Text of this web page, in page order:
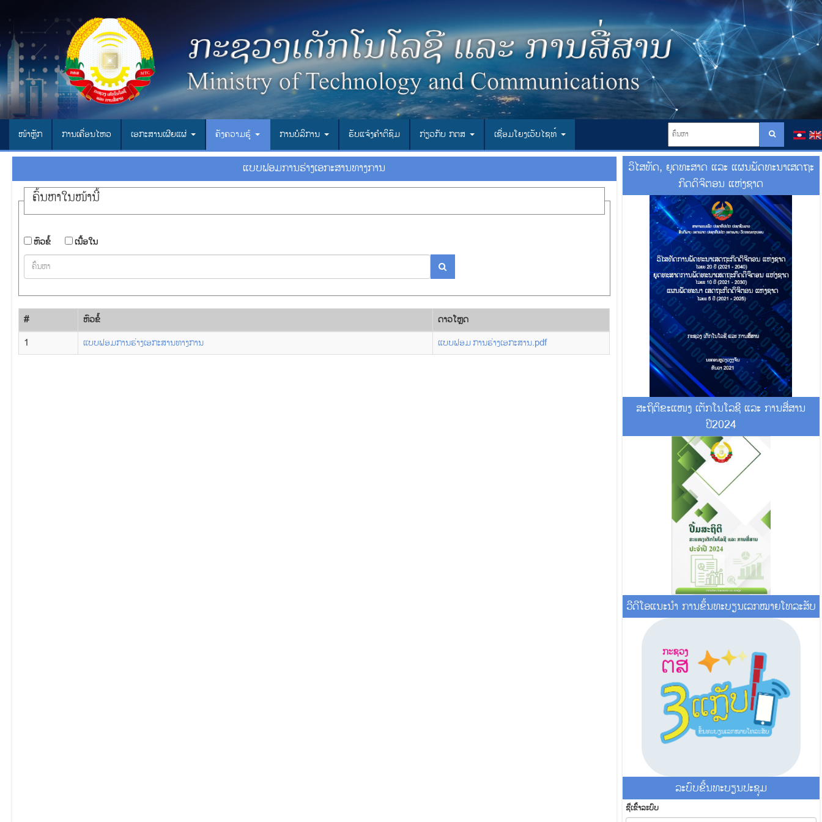
ໜ້າຫຼັກ ການເຄື່ອນໄຫວ ເອ​ກະ​ສານ​ເຜີຍ​ແຜ່ ຄັງຄວາມຮູ້ ການບໍລິການ ຮັບແຈ້ງຄຳຕິຊົມ ກ່ຽວກັບ ກຕສ ເຊື່ອມ​ໂຍງ​ເວັບ​ໄຊທ໌
ແບບຟອມການຮ່າງເອກະສານທາງການ
ຄົ້ນ​ຫາ​ໃນ​ໜ້ານີ້
​ຫົວ​ຂໍ້ ​ເນື້ອ​ໃນ
# ​ຫົວ​ຂໍ້
ດາວ​ໂຫຼດ
1
ແບບຟອມການຮ່າງເອກະສານທາງການ ແບບຟອມ ການຮ່າງເອກະສານ.pdf
ວິໄສທັດ, ຍຸດທະສາດ ແລະ ແຜນພັດທະນາເສດຖະ
ກິດດິຈິຕອນ ແຫ່ງຊາດ
ສະຖິຕິຂະແໜງ ເຕັກໂນໂລຊີ ແລະ ການສື່ສານ
ປີ2024
ວີດີໂອແນະນໍາ ການຂຶ້ນທະບຽນເລກໝາຍໂທລະສັບ
ລະ​ບົບ​ຂື້ນ​ທະ​ບຽນ​ປະ​ຊຸມ
ຊື່​ເຂົ້າ​ລະ​ບົບ